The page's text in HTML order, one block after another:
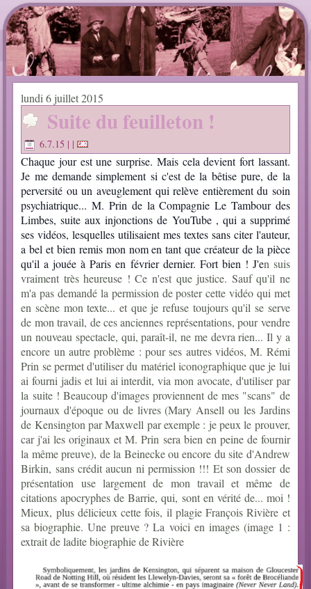
lundi 6 juillet 2015
Suite du feuilleton !
6.7.15 | |
Chaque jour est une surprise. Mais cela devient fort lassant.
Je me demande simplement si c'est de la bêtise pure, de la
perversité ou un aveuglement qui relève entièrement du soin
psychiatrique... M. Prin de la Compagnie Le Tambour des
Limbes, suite aux injonctions de YouTube , qui a supprimé
ses vidéos, lesquelles utilisaient mes textes sans citer l'auteur,
a bel et bien remis mon nom en tant que créateur de la pièce
qu'il a jouée à Paris en février dernier. Fort bien ! J'en suis
vraiment très heureuse ! Ce n'est que justice. Sauf qu'il ne
m'a pas demandé la permission de poster cette vidéo qui met
en scène mon texte... et que je refuse toujours qu'il se serve
de mon travail, de ces anciennes représentations, pour vendre
un nouveau spectacle, qui, paraît-il, ne me devra rien... Il y a
encore un autre problème : pour ses autres vidéos, M. Rémi
Prin se permet d'utiliser du matériel iconographique que je lui
ai fourni jadis et lui ai interdit, via mon avocate, d'utiliser par
la suite ! Beaucoup d'images proviennent de mes "scans" de
journaux d'époque ou de livres (Mary Ansell ou les Jardins
de Kensington par Maxwell par exemple : je peux le prouver,
car j'ai les originaux et M. Prin sera bien en peine de fournir
la même preuve), de la Beinecke ou encore du site d'Andrew
Birkin, sans crédit aucun ni permission !!! Et son dossier de
présentation use largement de mon travail et même de
citations apocryphes de Barrie, qui, sont en vérité de... moi !
Mieux, plus délicieux cette fois, il plagie François Rivière et
sa biographie. Une preuve ? La voici en images (image 1 :
extrait de ladite biographie de Rivière